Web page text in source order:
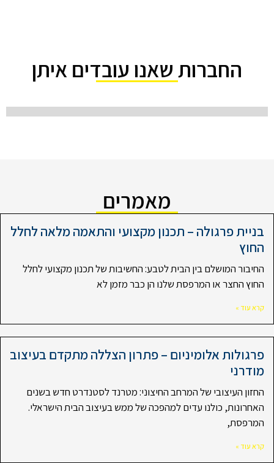
החברות שאנו עובדים איתן
מאמרים
בניית פרגולה – תכנון מקצועי והתאמה מלאה לחלל
החוץ
החיבור המושלם בין הבית לטבע: החשיבות של תכנון מקצועי לחלל
החוץ החצר או המרפסת שלנו הן כבר מזמן לא
קרא עוד »
פרגולות אלומיניום – פתרון הצללה מתקדם בעיצוב
מודרני
החזון העיצובי של המרחב החיצוני: מטרנד לסטנדרט חדש בשנים
האחרונות, כולנו עדים למהפכה של ממש בעיצוב הבית הישראלי.
המרפסת,
קרא עוד »